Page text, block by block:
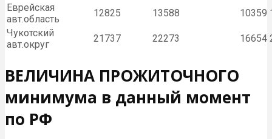
Еврейская
авт.область
12825 13588 10359
Чукотский
авт.округ
21737 22273 16654
ВЕЛИЧИНА ПРОЖИТОЧНОГО
минимума в данный момент
по РФ